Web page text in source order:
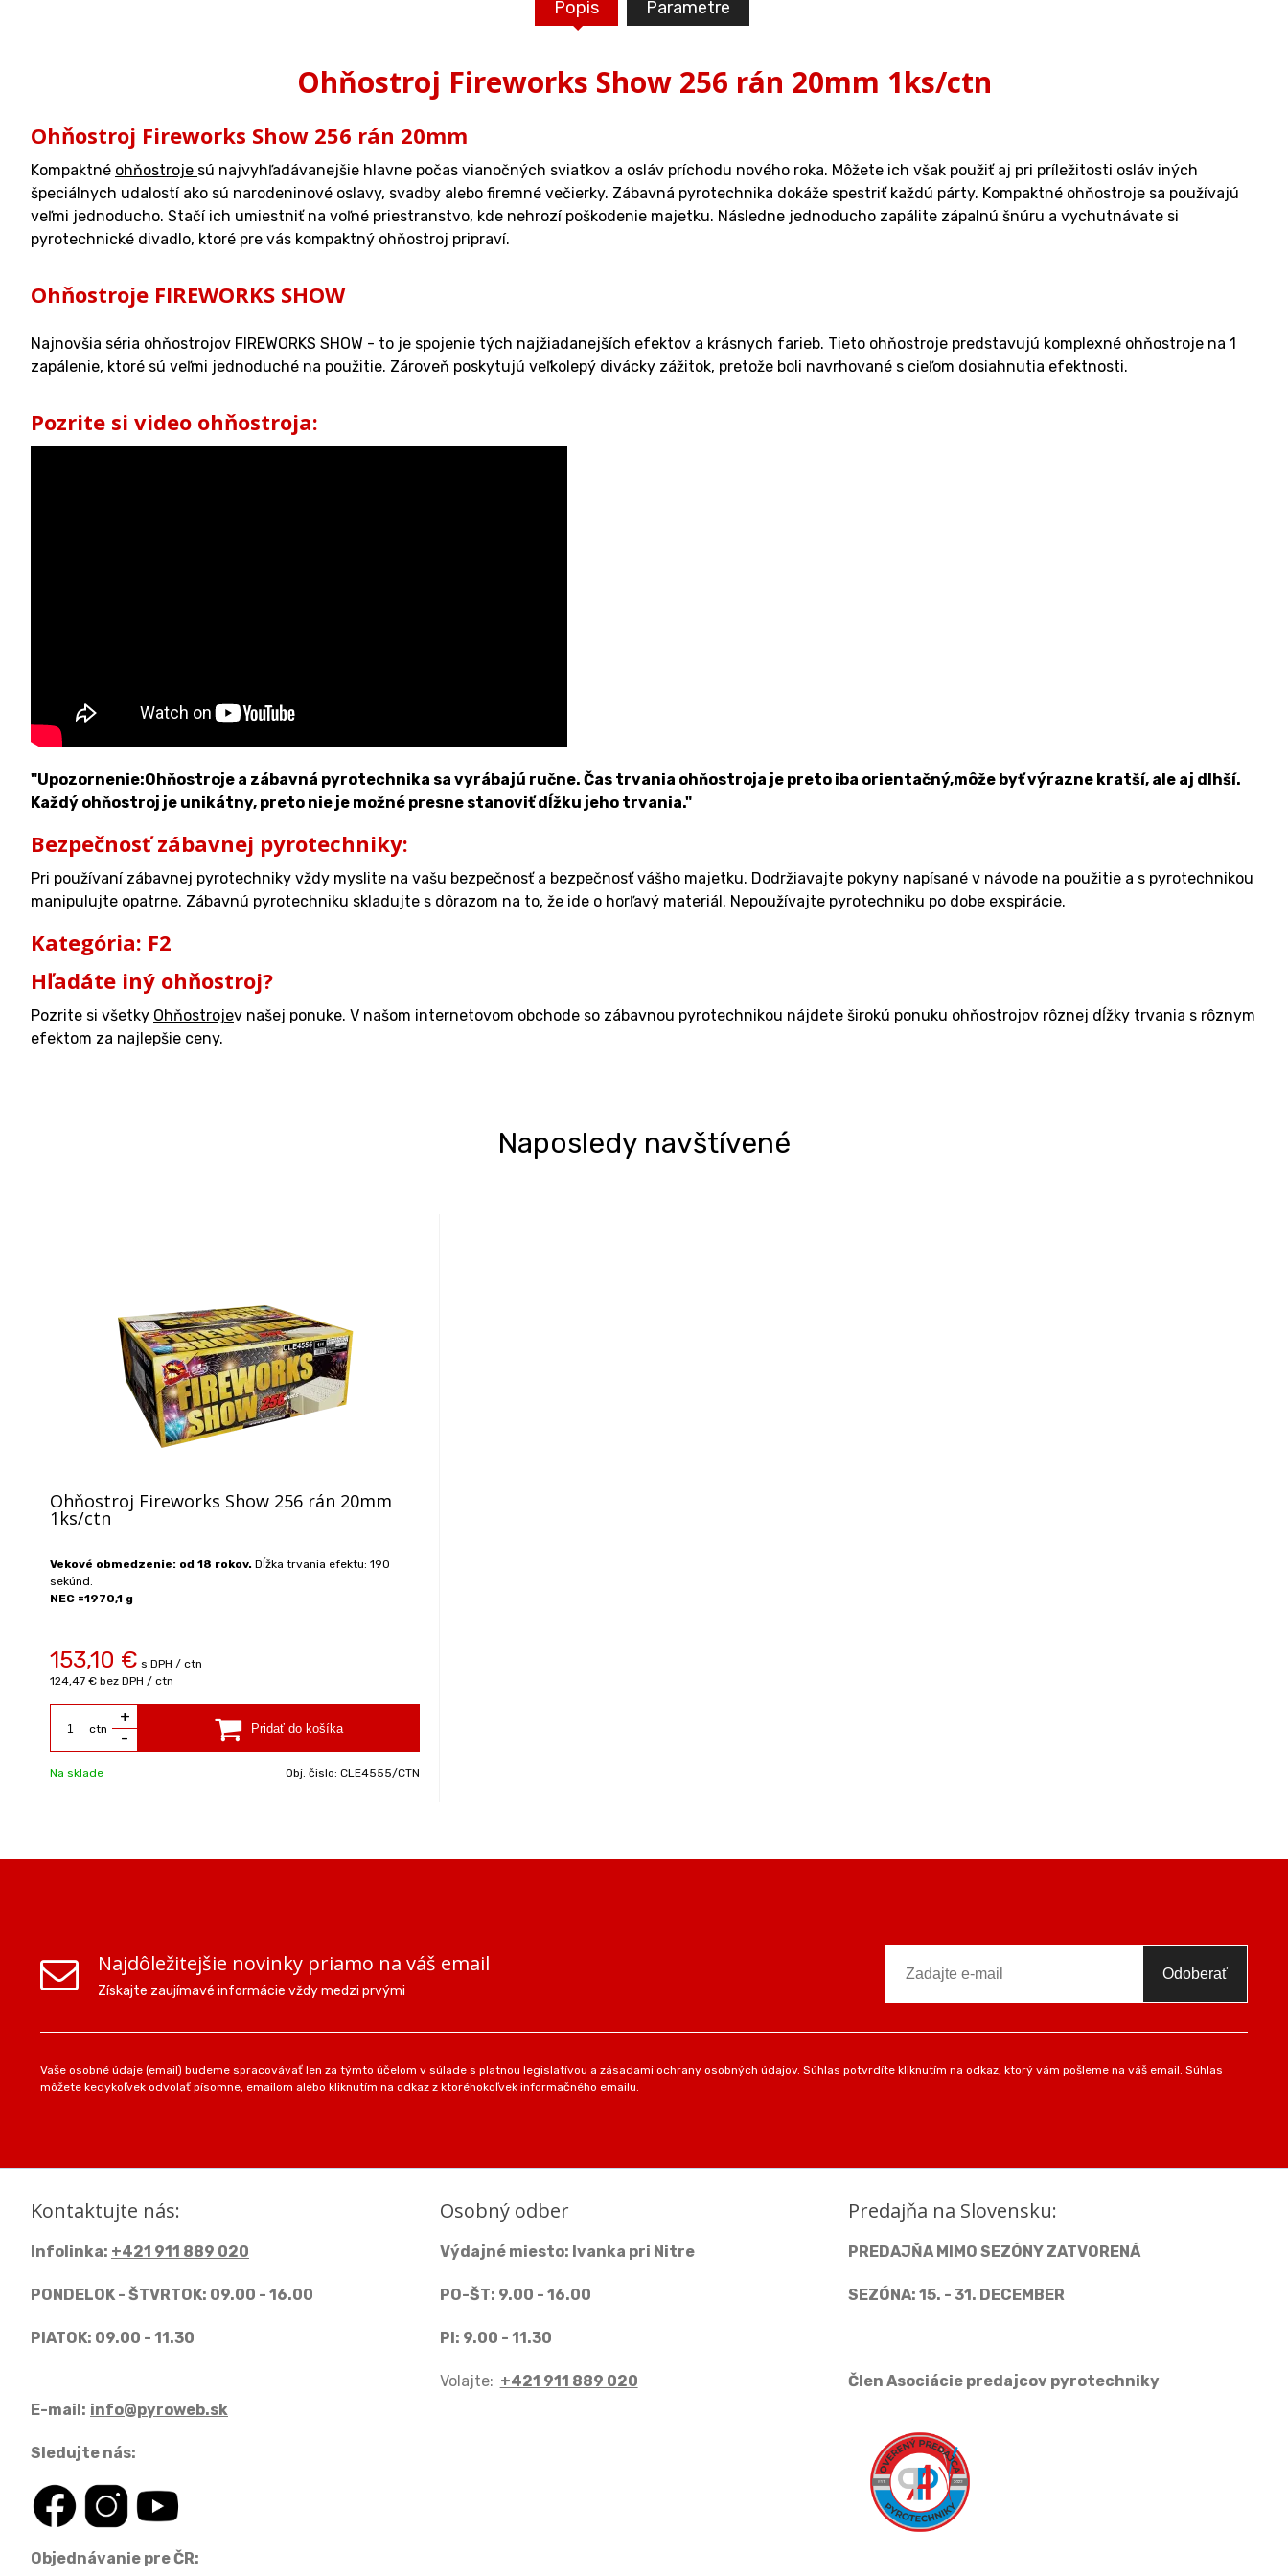
Popis Parametre
Ohňostroj Fireworks Show 256 rán 20mm 1ks/ctn
Ohňostroj Fireworks Show 256 rán 20mm
Kompaktné ohňostroje sú najvyhľadávanejšie hlavne počas vianočných sviatkov a osláv príchodu nového roka. Môžete ich však použiť aj pri príležitosti osláv iných
špeciálnych udalostí ako sú narodeninové oslavy, svadby alebo firemné večierky. Zábavná pyrotechnika dokáže spestriť každú párty. Kompaktné ohňostroje sa používajú
veľmi jednoducho. Stačí ich umiestniť na voľné priestranstvo, kde nehrozí poškodenie majetku. Následne jednoducho zapálite zápalnú šnúru a vychutnávate si
pyrotechnické divadlo, ktoré pre vás kompaktný ohňostroj pripraví.
Ohňostroje FIREWORKS SHOW
Najnovšia séria ohňostrojov FIREWORKS SHOW - to je spojenie tých najžiadanejších efektov a krásnych farieb. Tieto ohňostroje predstavujú komplexné ohňostroje na 1
zapálenie, ktoré sú veľmi jednoduché na použitie. Zároveň poskytujú veľkolepý divácky zážitok, pretože boli navrhované s cieľom dosiahnutia efektnosti.
Pozrite si video ohňostroja:
"Upozornenie:Ohňostroje a zábavná pyrotechnika sa vyrábajú ručne. Čas trvania ohňostroja je preto iba orientačný,môže byť výrazne kratší, ale aj dlhší.
Každý ohňostroj je unikátny, preto nie je možné presne stanoviť dĺžku jeho trvania."
Bezpečnosť zábavnej pyrotechniky:
Pri používaní zábavnej pyrotechniky vždy myslite na vašu bezpečnosť a bezpečnosť vášho majetku. Dodržiavajte pokyny napísané v návode na použitie a s pyrotechnikou
manipulujte opatrne. Zábavnú pyrotechniku skladujte s dôrazom na to, že ide o horľavý materiál. Nepoužívajte pyrotechniku po dobe exspirácie.
Kategória: F2
Hľadáte iný ohňostroj?
Pozrite si všetky Ohňostrojev našej ponuke. V našom internetovom obchode so zábavnou pyrotechnikou nájdete širokú ponuku ohňostrojov rôznej dĺžky trvania s rôznym
efektom za najlepšie ceny.
Naposledy navštívené
Ohňostroj Fireworks Show 256 rán 20mm
1ks/ctn
Vekové obmedzenie: od 18 rokov. Dĺžka trvania efektu: 190
sekúnd.
NEC =1970,1 g
153,10 € s DPH / ctn
124,47 € bez DPH / ctn
ctn
+
-
Na sklade Obj. čislo: CLE4555/CTN
Najdôležitejšie novinky priamo na váš email
Získajte zaujímavé informácie vždy medzi prvými
Odoberať
Vaše osobné údaje (email) budeme spracovávať len za týmto účelom v súlade s platnou legislatívou a zásadami ochrany osobných údajov. Súhlas potvrdíte kliknutím na odkaz, ktorý vám pošleme na váš email. Súhlas
môžete kedykoľvek odvolať písomne, emailom alebo kliknutím na odkaz z ktoréhokoľvek informačného emailu.
Kontaktujte nás:
Infolinka: +421 911 889 020
PONDELOK - ŠTVRTOK: 09.00 - 16.00
PIATOK: 09.00 - 11.30
E-mail: info@pyroweb.sk
Sledujte nás:
Objednávanie pre ČR:
Osobný odber
Výdajné miesto: Ivanka pri Nitre
PO-ŠT: 9.00 - 16.00
PI: 9.00 - 11.30
Volajte: +421 911 889 020
Predajňa na Slovensku:
PREDAJŇA MIMO SEZÓNY ZATVORENÁ
SEZÓNA: 15. - 31. DECEMBER
Člen Asociácie predajcov pyrotechniky